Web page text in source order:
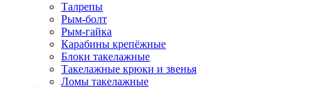
Талрепы
Рым-болт
Рым-гайка
Карабины крепёжные
Блоки такелажные
Такелажные крюки и звенья
Ломы такелажные